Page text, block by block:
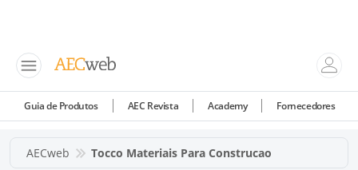
Guia de Produtos AEC Revista Academy Fornecedores
AECweb Tocco Materiais Para Construcao